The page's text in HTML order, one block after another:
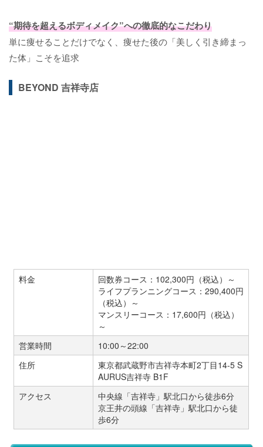
“期待を超えるボディメイク”への徹底的なこだわり
単に痩せることだけでなく、痩せた後の「美しく引き締まっ
た体」こそを追求
BEYOND 吉祥寺店
料金
回数券コース：102,300円（税込）～
ライフプランニングコース：290,400円
（税込）～
マンスリーコース：17,600円（税込）
～
営業時間
10:00～22:00
住所
東京都武蔵野市吉祥寺本町2丁目14-5 S
AURUS吉祥寺 B1F
アクセス
中央線「吉祥寺」駅北口から徒歩6分
京王井の頭線「吉祥寺」駅北口から徒
歩6分